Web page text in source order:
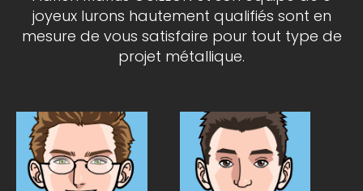
joyeux lurons hautement qualifiés sont en
mesure de vous satisfaire pour tout type de
projet métallique.